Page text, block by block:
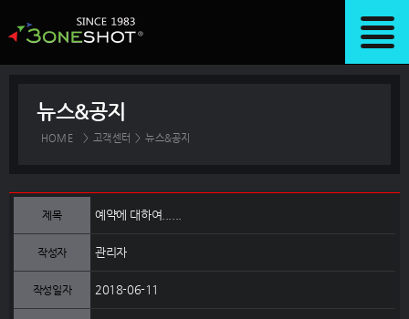
뉴스&공지
HOME > 고객센터 > 뉴스&공지
제목 예약에 대하여......
작성자 관리자
작성일자 2018-06-11